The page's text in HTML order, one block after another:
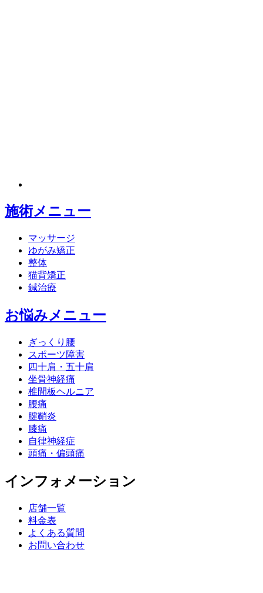
施術メニュー
マッサージ
ゆがみ矯正
整体
猫背矯正
鍼治療
お悩みメニュー
ぎっくり腰
スポーツ障害
四十肩・五十肩
坐骨神経痛
椎間板ヘルニア
腰痛
腱鞘炎
膝痛
自律神経症
頭痛・偏頭痛
インフォメーション
店舗一覧
料金表
よくある質問
お問い合わせ